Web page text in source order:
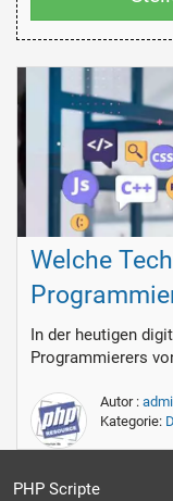
Welche
In der heutigen
Programmierers
Autor :
Kategorie:
PHP Scripte